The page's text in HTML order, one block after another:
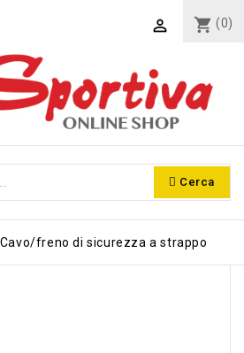
shopping_cart (0)

Cerca
Cavo/freno di sicurezza a strappo